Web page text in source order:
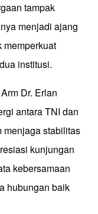
tampak
menjadi ajang
memperkuat
institusi.
Dr. Erlan
antara TNI dan
menjaga stabilitas
kunjungan
kebersamaan
hubungan baik